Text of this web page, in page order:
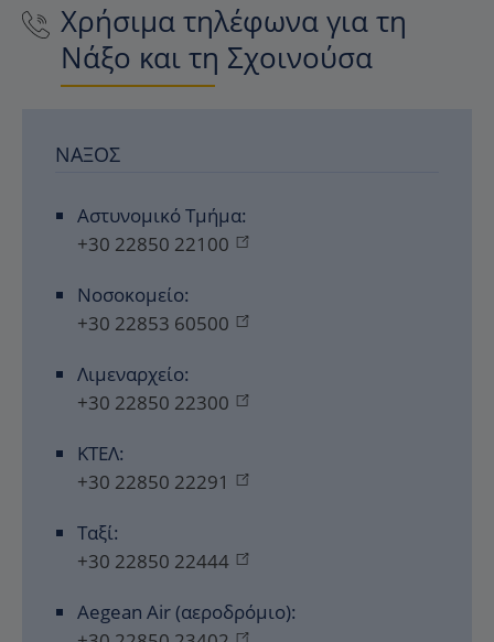
Χρήσιμα τηλέφωνα για τη
Νάξο και τη Σχοινούσα
ΝΆΞΟΣ
Αστυνομικό Τμήμα:
+30 22850 22100
Νοσοκομείο:
+30 22853 60500
Λιμεναρχείο:
+30 22850 22300
ΚΤΕΛ:
+30 22850 22291
Ταξί:
+30 22850 22444
Aegean Air (αεροδρόμιο):